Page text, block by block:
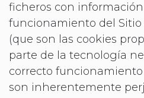
ficheros con información
funcionamiento del Sitio
(que son las cookies
parte de la tecnología
correcto
son inherentemente